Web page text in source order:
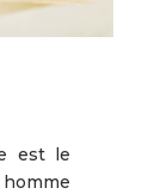
est le